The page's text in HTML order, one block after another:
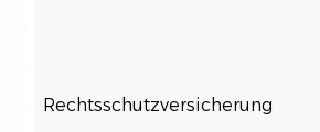
Rechtsschutzversicherung